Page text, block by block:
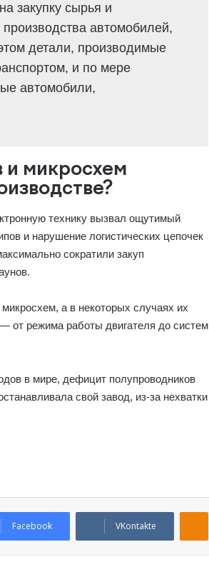
закупку сырья и
автомобилей,
детали, производимые
и по мере
автомобили,
и микросхем
технику вызвал ощутимый
и нарушение логистических цепочек
сократили закуп
а в некоторых случаях их
от режима работы двигателя до систем
в мире, дефицит полупроводников
свой завод, из-за нехватки
Facebook VKontakte